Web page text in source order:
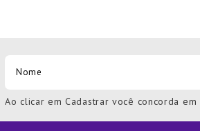
Ao clicar em Cadastrar você concorda